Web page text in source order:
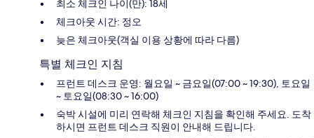
최소 체크인 나이(만): 18세
체크아웃 시간: 정오
늦은 체크아웃(객실 이용 상황에 따라 다름)
특별 체크인 지침
프런트 데스크 운영: 월요일 ~ 금요일(07:00 ~ 19:30), 토요일
~ 토요일(08:30 ~ 16:00)
숙박 시설에 미리 연락해 체크인 지침을 확인해 주세요. 도착
하시면 프런트 데스크 직원이 안내해 드립니다.